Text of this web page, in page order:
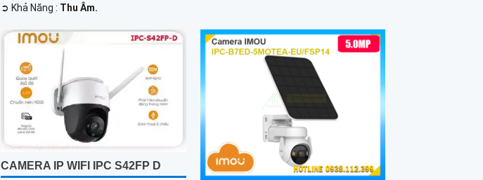
️➲ Khả Năng : Thu Âm.
CAMERA IP WIFI IPC S42FP D